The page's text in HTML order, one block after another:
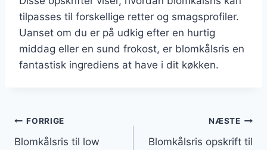
tilpasses til forskellige retter og smagsprofiler.
Uanset om du er på udkig efter en hurtig
middag eller en sund frokost, er blomkålsris en
fantastisk ingrediens at have i dit køkken.
Indlægsnavigation
FORRIGE
Blomkålsris til low
NÆSTE
Blomkålsris opskrift til